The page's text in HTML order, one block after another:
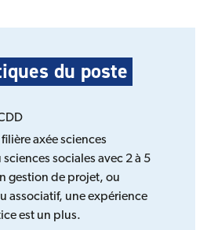
du poste
filière axée sciences
sociales avec 2 à 5
gestion de projet, ou
associatif, une expérience
est un plus.